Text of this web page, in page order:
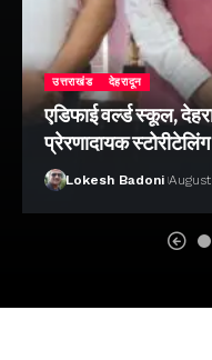
उत्तराखंड देहरादून
एडिफाई वर्ल्ड स्कूल,
प्रेरणादायक
Lokesh Badoni